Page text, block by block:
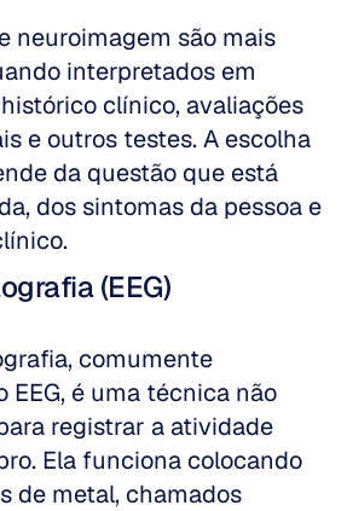
neuroimagem são mais
interpretados em
clínico, avaliações
e outros testes. A escolha
da questão que está
dos sintomas da pessoa e
(EEG)
comumente
EEG, é uma técnica não
registrar a atividade
Ela funciona colocando
de metal, chamados